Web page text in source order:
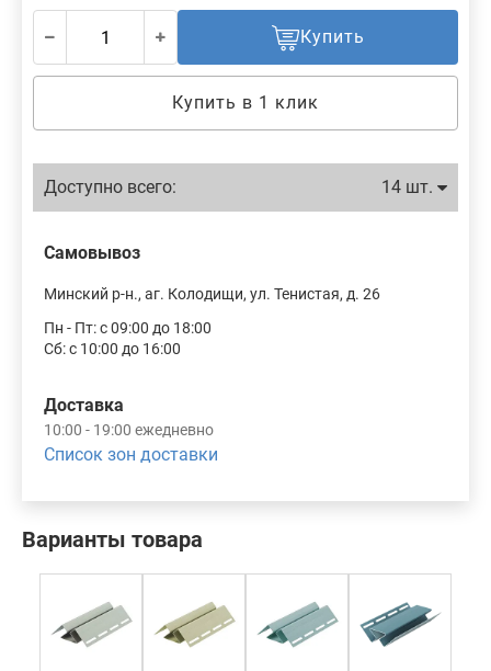
Варианты товара
Купить
Купить в 1 клик
Доступно всего: 14 шт.
Самовывоз
Минский р-н., аг. Колодищи, ул. Тенистая, д. 26
Пн - Пт: с 09:00 до 18:00
Сб: с 10:00 до 16:00
Доставка
10:00 - 19:00 ежедневно
Список зон доставки